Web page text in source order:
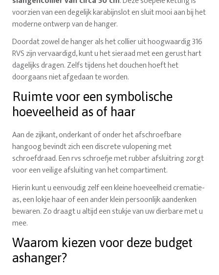
voorzien van een degelijk karabijnslot en sluit mooi aan bij het
moderne ontwerp van de hanger.
Doordat zowel de hanger als het collier uit hoogwaardig 316
RVS zijn vervaardigd, kunt u het sieraad met een gerust hart
dagelijks dragen. Zelfs tijdens het douchen hoeft het
doorgaans niet afgedaan te worden.
Ruimte voor een symbolische
hoeveelheid as of haar
Aan de zijkant, onderkant of onder het afschroefbare
hangoog bevindt zich een discrete vulopening met
schroefdraad. Een rvs schroefje met rubber afsluitring zorgt
voor een veilige afsluiting van het compartiment.
Hierin kunt u eenvoudig zelf een kleine hoeveelheid crematie-
as, een lokje haar of een ander klein persoonlijk aandenken
bewaren. Zo draagt u altijd een stukje van uw dierbare met u
mee.
Waarom kiezen voor deze budget
ashanger?